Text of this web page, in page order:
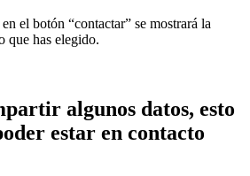
el botón “contactar” se mostrará la
que has elegido.
algunos datos, esto
estar en contacto